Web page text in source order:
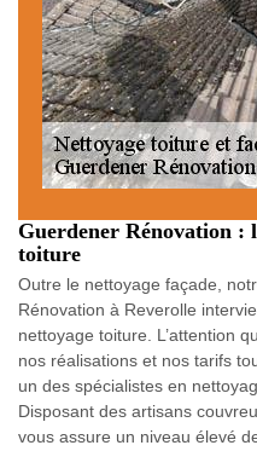
Guerdener Rénovation :
toiture
Outre le nettoyage façade,
Rénovation à Reverolle
nettoyage toiture. L’attention
nos réalisations et nos tarifs
un des spécialistes en
Disposant des artisans
vous assure un niveau élevé